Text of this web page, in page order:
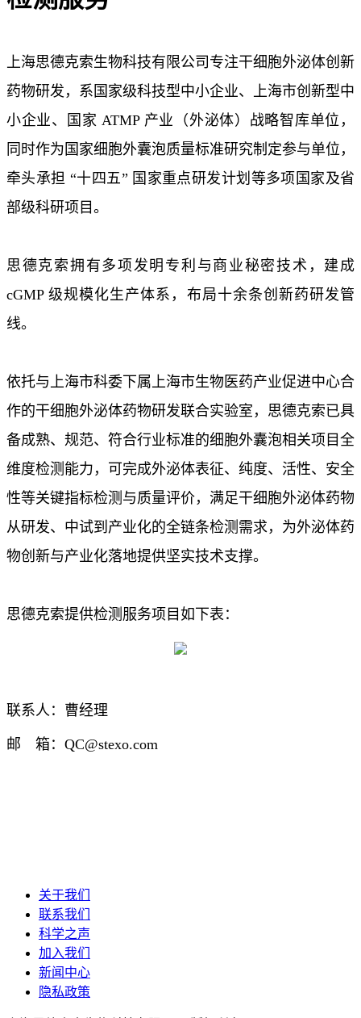
上海思德克索生物科技有限公司专注干细胞外泌体创新
药物研发，系国家级科技型中小企业、上海市创新型中
小企业、国家 ATMP 产业（外泌体）战略智库单位，
同时作为国家细胞外囊泡质量标准研究制定参与单位，
牵头承担 “十四五” 国家重点研发计划等多项国家及省
部级科研项目。
思德克索拥有多项发明专利与商业秘密技术，建成
cGMP 级规模化生产体系，布局十余条创新药研发管
线。
依托与上海市科委下属上海市生物医药产业促进中心合
作的干细胞外泌体药物研发联合实验室，思德克索已具
备成熟、规范、符合行业标准的细胞外囊泡相关项目全
维度检测能力，可完成外泌体表征、纯度、活性、安全
性等关键指标检测与质量评价，满足干细胞外泌体药物
从研发、中试到产业化的全链条检测需求，为外泌体药
物创新与产业化落地提供坚实技术支撑。
思德克索提供检测服务项目如下表：
联系人：曹经理
邮 箱：QC@stexo.com
关于我们
联系我们
科学之声
加入我们
新闻中心
隐私政策